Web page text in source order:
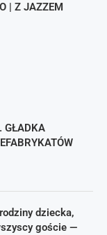
| Z JAZZEM
GŁADKA
dziecka,
goście —